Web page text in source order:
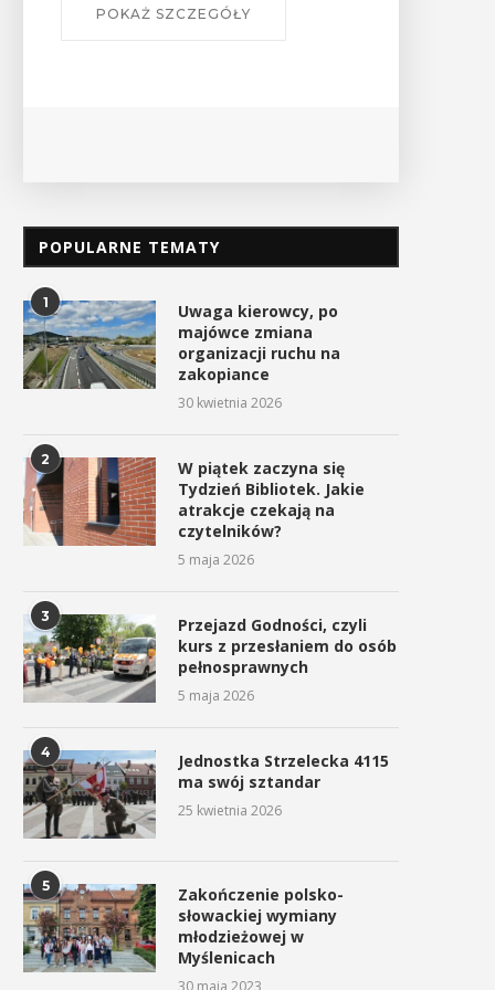
pasja. Wernisaż...
6 marca 2026
POPULARNE TEMATY
1
Uwaga kierowcy, po
majówce zmiana
organizacji ruchu na
zakopiance
30 kwietnia 2026
2
W piątek zaczyna się
Tydzień Bibliotek. Jakie
atrakcje czekają na
czytelników?
5 maja 2026
3
Przejazd Godności, czyli
kurs z przesłaniem do osób
pełnosprawnych
5 maja 2026
4
Jednostka Strzelecka 4115
ma swój sztandar
25 kwietnia 2026
5
Zakończenie polsko-
słowackiej wymiany
młodzieżowej w
Myślenicach